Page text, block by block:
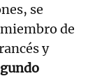
se
de
y